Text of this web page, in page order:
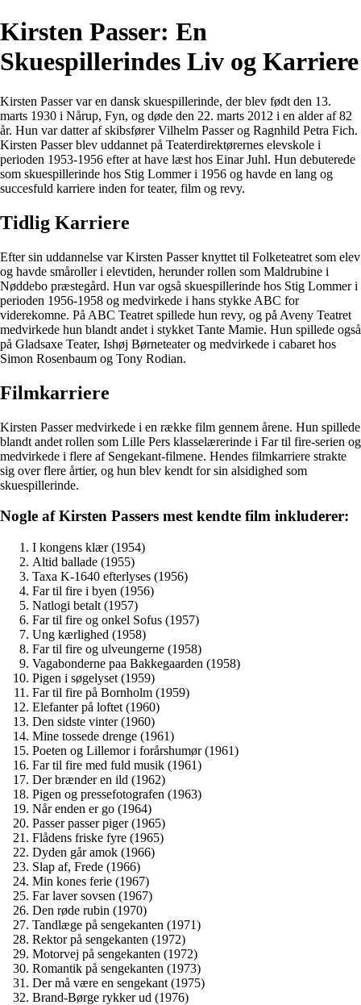
Kirsten Passer: En
Skuespillerindes Liv og Karriere
Kirsten Passer var en dansk skuespillerinde, der blev født den 13.
marts 1930 i Nårup, Fyn, og døde den 22. marts 2012 i en alder af 82
år. Hun var datter af skibsfører Vilhelm Passer og Ragnhild Petra Fich.
Kirsten Passer blev uddannet på Teaterdirektørernes elevskole i
perioden 1953-1956 efter at have læst hos Einar Juhl. Hun debuterede
som skuespillerinde hos Stig Lommer i 1956 og havde en lang og
succesfuld karriere inden for teater, film og revy.
Tidlig Karriere
Efter sin uddannelse var Kirsten Passer knyttet til Folketeatret som elev
og havde småroller i elevtiden, herunder rollen som Maldrubine i
Nøddebo præstegård. Hun var også skuespillerinde hos Stig Lommer i
perioden 1956-1958 og medvirkede i hans stykke ABC for
viderekomne. På ABC Teatret spillede hun revy, og på Aveny Teatret
medvirkede hun blandt andet i stykket Tante Mamie. Hun spillede også
på Gladsaxe Teater, Ishøj Børneteater og medvirkede i cabaret hos
Simon Rosenbaum og Tony Rodian.
Filmkarriere
Kirsten Passer medvirkede i en række film gennem årene. Hun spillede
blandt andet rollen som Lille Pers klasselærerinde i Far til fire-serien og
medvirkede i flere af Sengekant-filmene. Hendes filmkarriere strakte
sig over flere årtier, og hun blev kendt for sin alsidighed som
skuespillerinde.
Nogle af Kirsten Passers mest kendte film inkluderer:
I kongens klær (1954)
Altid ballade (1955)
Taxa K-1640 efterlyses (1956)
Far til fire i byen (1956)
Natlogi betalt (1957)
Far til fire og onkel Sofus (1957)
Ung kærlighed (1958)
Far til fire og ulveungerne (1958)
Vagabonderne paa Bakkegaarden (1958)
Pigen i søgelyset (1959)
Far til fire på Bornholm (1959)
Elefanter på loftet (1960)
Den sidste vinter (1960)
Mine tossede drenge (1961)
Poeten og Lillemor i forårshumør (1961)
Far til fire med fuld musik (1961)
Der brænder en ild (1962)
Pigen og pressefotografen (1963)
Når enden er go (1964)
Passer passer piger (1965)
Flådens friske fyre (1965)
Dyden går amok (1966)
Slap af, Frede (1966)
Min kones ferie (1967)
Far laver sovsen (1967)
Den røde rubin (1970)
Tandlæge på sengekanten (1971)
Rektor på sengekanten (1972)
Motorvej på sengekanten (1972)
Romantik på sengekanten (1973)
Der må være en sengekant (1975)
Brand-Børge rykker ud (1976)